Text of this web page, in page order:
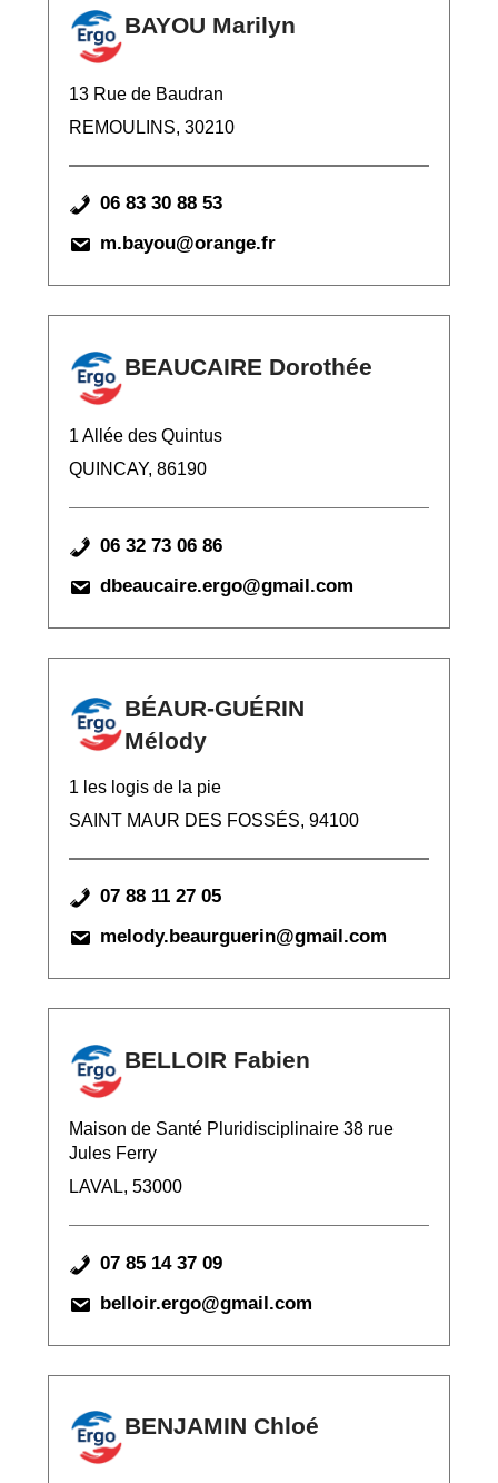
BAYOU Marilyn
13 Rue de Baudran
REMOULINS, 30210
06 83 30 88 53
m.bayou@orange.fr
BEAUCAIRE Dorothée
1 Allée des Quintus
QUINCAY, 86190
06 32 73 06 86
dbeaucaire.ergo@gmail.com
BÉAUR-GUÉRIN
Mélody
1 les logis de la pie
SAINT MAUR DES FOSSÉS, 94100
07 88 11 27 05
melody.beaurguerin@gmail.com
BELLOIR Fabien
Maison de Santé Pluridisciplinaire 38 rue
Jules Ferry
LAVAL, 53000
07 85 14 37 09
belloir.ergo@gmail.com
BENJAMIN Chloé